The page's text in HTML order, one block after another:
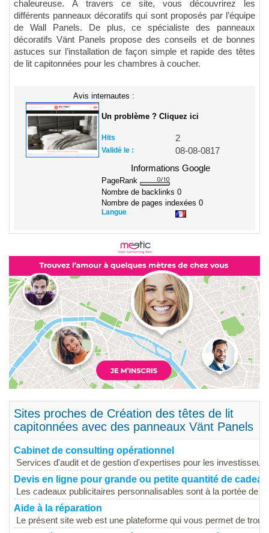
chaleureuse. À travers ce site, vous découvrirez les
différents panneaux décoratifs qui sont proposés par l’équipe
de Wall Panels. De plus, ce spécialiste des panneaux
décoratifs Vänt Panels propose des conseils et de bonnes
astuces sur l’installation de façon simple et rapide des têtes
de lit capitonnées pour les chambres à coucher.
Avis internautes :
Un problème ? Cliquez ici
Hits 2
Validé le :
08-08-0817
Informations Google
PageRank
Nombre de backlinks 0
Nombre de pages indexées 0
Langue
Sites proches de Création des têtes de lit
capitonnées avec des panneaux Vänt Panels
Cabinet de consulting opérationnel
Services d'audit et de gestion d'expertises pour les
Devis en ligne pour grande ou petite quantité de
Les cadeaux publicitaires personnalisables sont à la portée de
Aide à la réparation
Le présent site web est une plateforme qui vous permet de